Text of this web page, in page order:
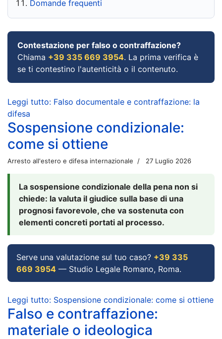
Domande frequenti
Contestazione per falso o contraffazione?
Chiama +39 335 669 3954. La prima verifica è
se ti contestino l'autenticità o il contenuto.
Leggi tutto: Falso documentale e contraffazione: la
difesa
Sospensione condizionale:
come si ottiene
Arresto all'estero e difesa internazionale 27 Luglio 2026
La sospensione condizionale della pena non si
chiede: la valuta il giudice sulla base di una
prognosi favorevole, che va sostenuta con
elementi concreti portati al processo.
Serve una valutazione sul tuo caso? +39 335
669 3954 — Studio Legale Romano, Roma.
Leggi tutto: Sospensione condizionale: come si ottiene
Falso e contraffazione:
materiale o ideologica